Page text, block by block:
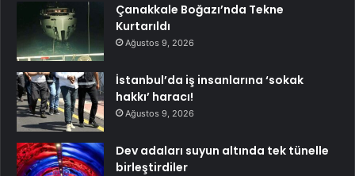
Çanakkale Boğazı’nda Tekne
Kurtarıldı
Ağustos 9, 2026
İstanbul’da iş insanlarına ‘sokak
hakkı’ haracı!
Ağustos 9, 2026
Dev adaları suyun altında tek tünelle
birleştirdiler